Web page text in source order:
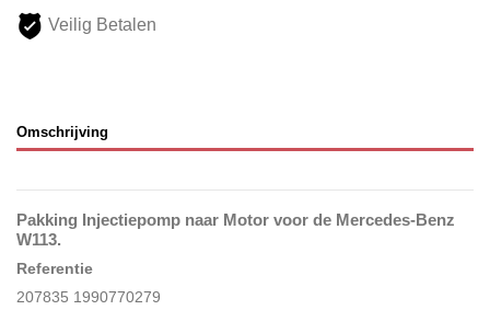
Veilig Betalen
Omschrijving
Pakking Injectiepomp naar Motor voor de Mercedes-Benz
W113.
Referentie
207835 1990770279